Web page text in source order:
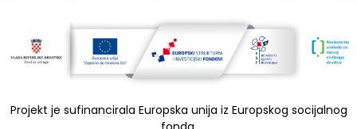
Projekt je sufinancirala Europska unija iz Europskog socijalnog